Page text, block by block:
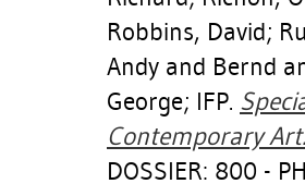
Robbins, David;
Andy and Bernd
George; IFP.
Contemporary Art.
DOSSIER: 800 -